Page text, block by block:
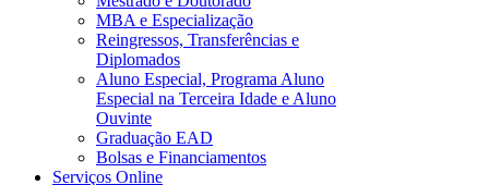
MBA e Especialização
Reingressos, Transferências e
Diplomados
Aluno Especial, Programa Aluno
Especial na Terceira Idade e Aluno
Ouvinte
Graduação EAD
Bolsas e Financiamentos
Serviços Online